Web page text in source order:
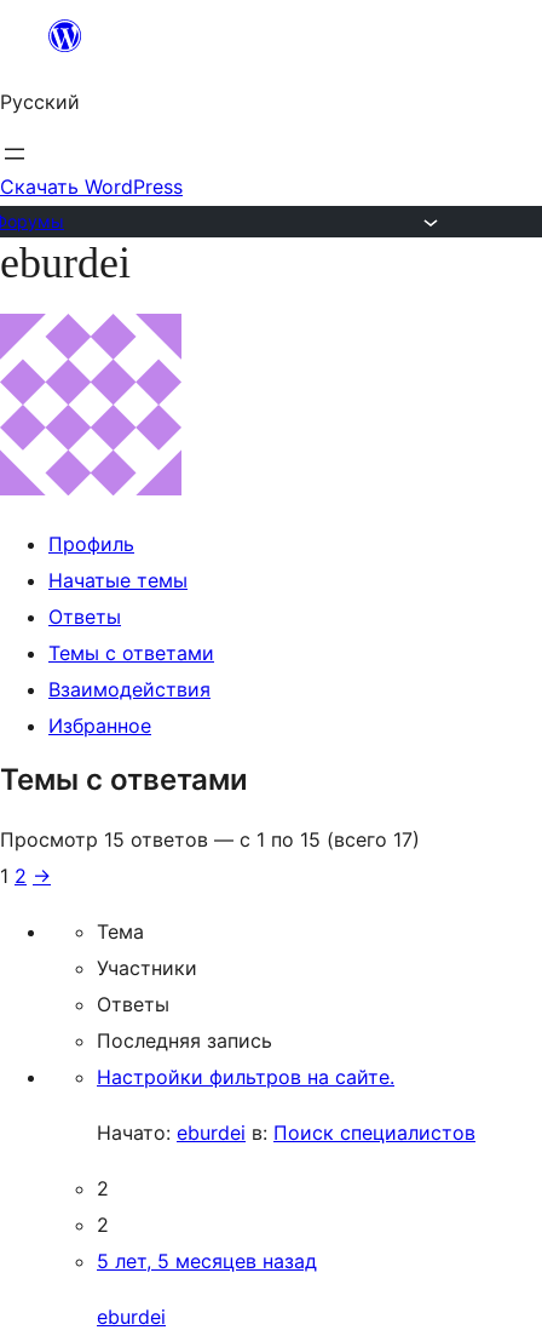
Перейти
содержимому
Русский
Скачать WordPress
Перейти
содержимому
eburdei
Профиль
Начатые темы
Ответы
Темы с ответами
Взаимодействия
Избранное
Темы с ответами
Просмотр 15 ответов — с 1 по 15 (всего 17)
1 2 →
Тема
Участники
Ответы
Последняя запись
Настройки фильтров на сайте.
Начато: eburdei в: Поиск специалистов
2
2
5 лет, 5 месяцев назад
eburdei